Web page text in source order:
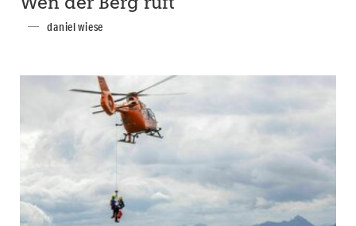
Wen der Berg ruft
daniel wiese